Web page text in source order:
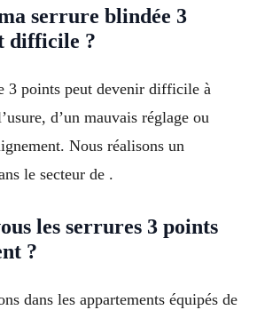
serrure blindée 3
difficile ?
3 points peut devenir difficile à
d’un mauvais réglage ou
Nous réalisons un
le secteur de .
les serrures 3 points
?
dans les appartements équipés de